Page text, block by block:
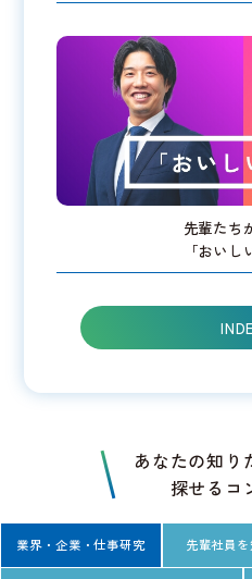
先輩たち
「おい
あなたの知り
探せるコ
業界・企業・仕事研究 先輩社員